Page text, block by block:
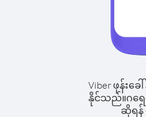
Viber ဖုန်းခ
နိုင်သည်။ဂရေ
ဆိုရန်